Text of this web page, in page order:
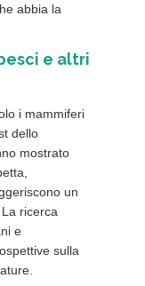
abbia la
e altri
i mammiferi
dello
mostrato
un
ricerca
e
sulla